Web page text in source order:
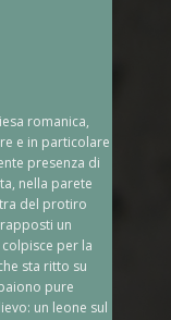
romanica,
e in particolare
presenza di
nella parete
del protiro
un
per la
sta ritto su
pure
un leone sul